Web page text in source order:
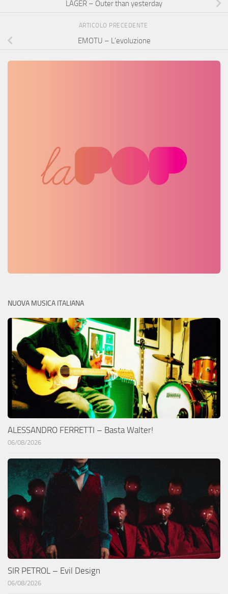
LAGER – Outer than yesterday
ARTICOLO PRECEDENTE
EMOTU – L’evoluzione
NUOVA MUSICA ITALIANA
ALESSANDRO FERRETTI – Basta Walter!
06/08/2026
SIR PETROL – Evil Design
06/08/2026